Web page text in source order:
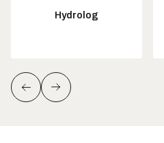
Hydrolog